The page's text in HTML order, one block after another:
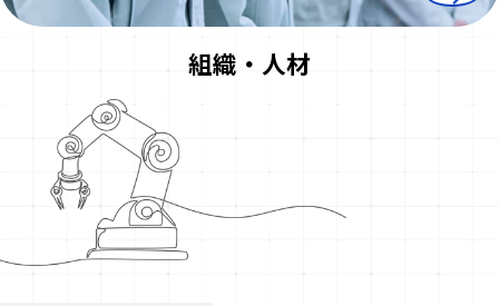
組織・人材